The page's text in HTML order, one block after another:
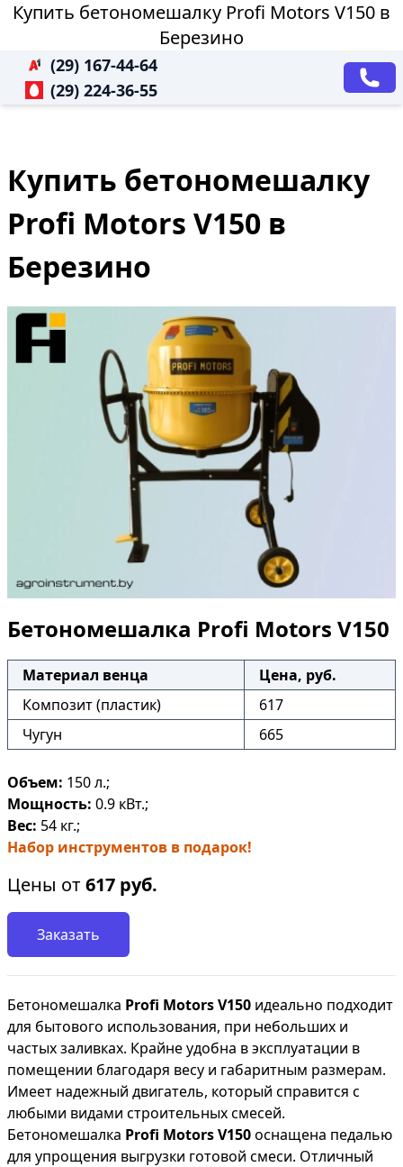
Купить бетономешалку Profi Motors V150 в
Березино
(29) 167-44-64
(29) 224-36-55
Купить бетономешалку
Profi Motors V150 в
Березино
Бетономешалка Profi Motors V150
Материал венца
Цена, руб.
Композит (пластик)
617
Чугун
665
Объем: 150 л.;
Мощность: 0.9 кВт.;
Вес: 54 кг.;
Набор инструментов в подарок!
Цены от617 руб.
Заказать
Бетономешалка Profi Motors V150 идеально подходит
для бытового использования, при небольших и
частых заливках. Крайне удобна в эксплуатации в
помещении благодаря весу и габаритным размерам.
Имеет надежный двигатель, который справится с
любыми видами строительных смесей.
Бетономешалка Profi Motors V150оснащена педалью
для упрощения выгрузки готовой смеси. Отличный